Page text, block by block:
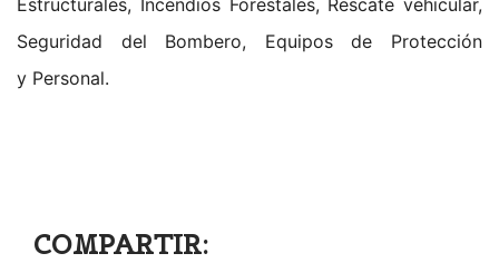
Seguridad del Bombero, Equipos de Protección
y Personal.
COMPARTIR: